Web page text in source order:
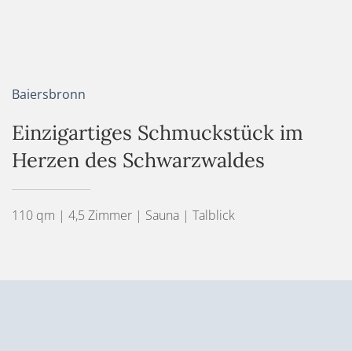
Baiersbronn
Einzigartiges Schmuckstück im
Herzen des Schwarzwaldes
110 qm | 4,5 Zimmer | Sauna | Talblick